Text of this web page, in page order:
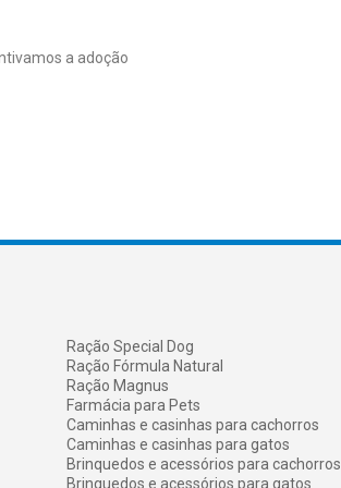
a adoção
Ração Special Dog
Ração Fórmula Natural
Ração Magnus
Farmácia para Pets
Caminhas e casinhas para cachorros
Caminhas e casinhas para gatos
Brinquedos e acessórios para cachorros
Brinquedos e acessórios para gatos